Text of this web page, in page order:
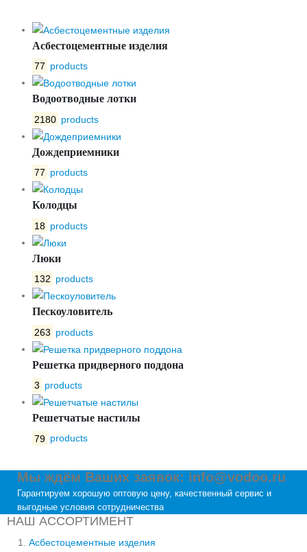
Асбестоцементные изделия
77 products
Водоотводные лотки
2180 products
Дождеприемники
77 products
Колодцы
18 products
Люки
132 products
Пескоуловитель
263 products
Решетка придверного поддона
3 products
Решетчатые настилы
79 products
Мы ждём Ваших заявок: info@vodoo.ru
Гарантируем хорошую оптовую цену, качественный сервис и
выгодные условия сотрудничества
НАШ АССОРТИМЕНТ
Асбестоцементные изделия